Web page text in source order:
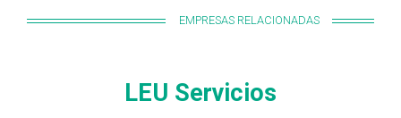
EMPRESAS RELACIONADAS
LEU Servicios